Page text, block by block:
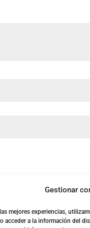
Gestionar
mejores experiencias,
acceder a la información del